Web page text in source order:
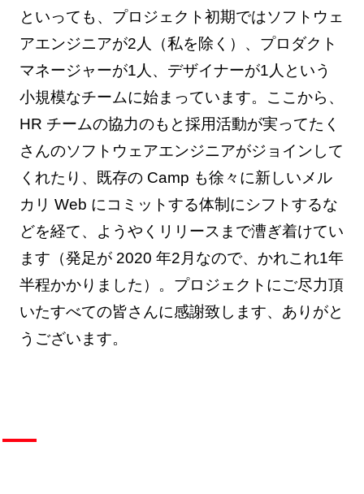
といっても、プロジェクト初期ではソフトウェ
アエンジニアが2人（私を除く）、プロダクト
マネージャーが1人、デザイナーが1人という
小規模なチームに始まっています。ここから、
HR チームの協力のもと採用活動が実ってたく
さんのソフトウェアエンジニアがジョインして
くれたり、既存の Camp も徐々に新しいメル
カリ Web にコミットする体制にシフトするな
どを経て、ようやくリリースまで漕ぎ着けてい
ます（発足が 2020 年2月なので、かれこれ1年
半程かかりました）。プロジェクトにご尽力頂
いたすべての皆さんに感謝致します、ありがと
うございます。